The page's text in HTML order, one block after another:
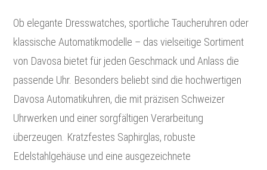
Ob elegante Dresswatches, sportliche Taucheruhren oder
klassische Automatikmodelle – das vielseitige Sortiment
von Davosa bietet für jeden Geschmack und Anlass die
passende Uhr. Besonders beliebt sind die hochwertigen
Davosa Automatikuhren, die mit präzisen Schweizer
Uhrwerken und einer sorgfältigen Verarbeitung
überzeugen. Kratzfestes Saphirglas, robuste
Edelstahlgehäuse und eine ausgezeichnete